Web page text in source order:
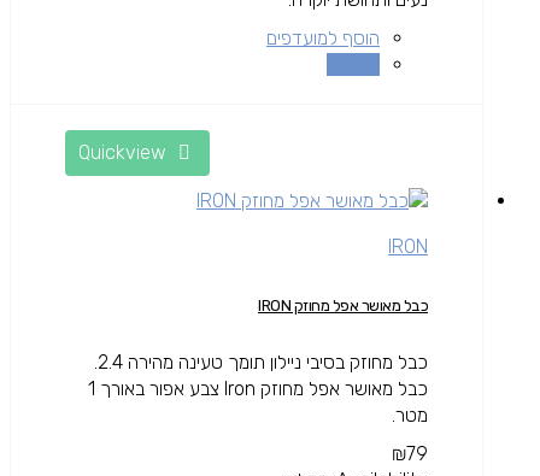
הוסף למועדפים
IRON
כבל מאושר אפל מחוזק IRON
כבל מאושר אפל מחוזק Iron צבע אפור באורך 1
מטר.
₪79